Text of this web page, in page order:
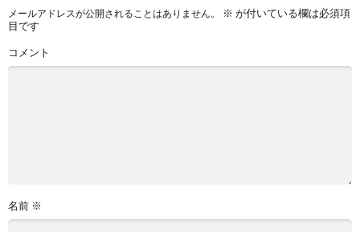
メールアドレスが公開されることはありません。 ※ が付いている欄は必須項
目です
コメント
名前 ※